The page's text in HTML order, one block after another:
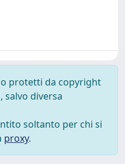
protetti da copyright
diversa
soltanto per chi si
proxy.